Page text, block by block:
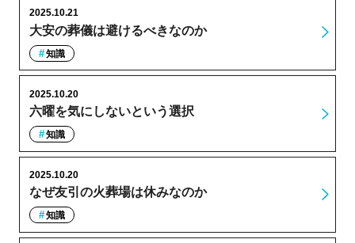
大安の葬儀は避けるべきなのか
2025.10.21
知識
六曜を気にしないという選択
2025.10.20
知識
なぜ友引の火葬場は休みなのか
2025.10.20
知識